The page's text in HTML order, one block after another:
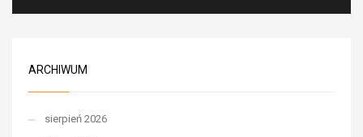
ARCHIWUM
sierpień 2026